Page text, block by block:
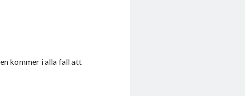
kommer i alla fall att